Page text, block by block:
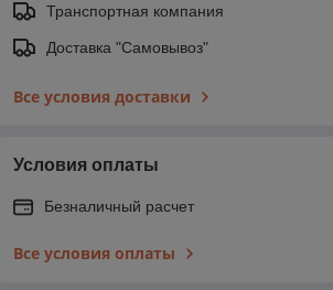
Транспортная компания
Доставка "Самовывоз"
Все условия доставки
Условия оплаты
Безналичный расчет
Все условия оплаты